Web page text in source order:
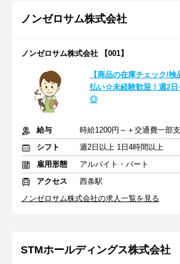
ノンゼロサム株式会社
ノンゼロサム株式会社 【001】
【商品の在庫チェック/
払い☆未経験歓迎！週2日
◎
給与
時給1200円～＋交通費一部
シフト
週2日以上 1日4時間以上
雇用形態
アルバイト・パート
アクセス
西条駅
ノンゼロサム株式会社の求人一覧を見る
STMホールディングス株式会社